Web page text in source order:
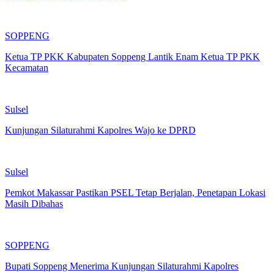
SOPPENG
Ketua TP PKK Kabupaten Soppeng Lantik Enam Ketua TP PKK
Kecamatan
Sulsel
Kunjungan Silaturahmi Kapolres Wajo ke DPRD
Sulsel
Pemkot Makassar Pastikan PSEL Tetap Berjalan, Penetapan Lokasi
Masih Dibahas
SOPPENG
Bupati Soppeng Menerima Kunjungan Silaturahmi Kapolres